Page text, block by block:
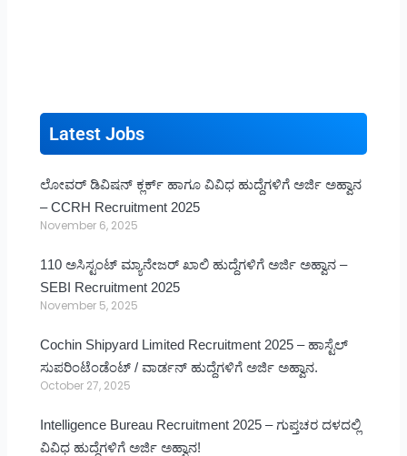
Latest Jobs
ಲೋವರ್ ಡಿವಿಷನ್ ಕ್ಲರ್ಕ್ ಹಾಗೂ ವಿವಿಧ ಹುದ್ದೆಗಳಿಗೆ ಅರ್ಜಿ ಅಹ್ವಾನ
– CCRH Recruitment 2025
November 6, 2025
110 ಅಸಿಸ್ಟಂಟ್ ಮ್ಯಾನೇಜರ್ ಖಾಲಿ ಹುದ್ದೆಗಳಿಗೆ ಅರ್ಜಿ ಅಹ್ವಾನ –
SEBI Recruitment 2025
November 5, 2025
Cochin Shipyard Limited Recruitment 2025 – ಹಾಸ್ಟೆಲ್
ಸುಪರಿಂಟೆಂಡೆಂಟ್ / ವಾರ್ಡನ್ ಹುದ್ದೆಗಳಿಗೆ ಅರ್ಜಿ ಅಹ್ವಾನ.
October 27, 2025
Intelligence Bureau Recruitment 2025 – ಗುಪ್ತಚರ ದಳದಲ್ಲಿ
ವಿವಿಧ ಹುದ್ದೆಗಳಿಗೆ ಅರ್ಜಿ ಅಹ್ವಾನ!